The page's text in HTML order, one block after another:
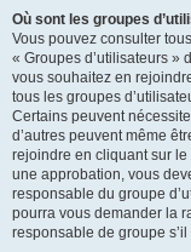
Où sont les groupes
Vous pouvez consulter
« Groupes d’utilisateurs »
vous souhaitez en
tous les groupes
Certains peuvent
d’autres peuvent même
rejoindre en cliquant sur
une approbation, vous
responsable du groupe
pourra vous demander la
responsable de groupe